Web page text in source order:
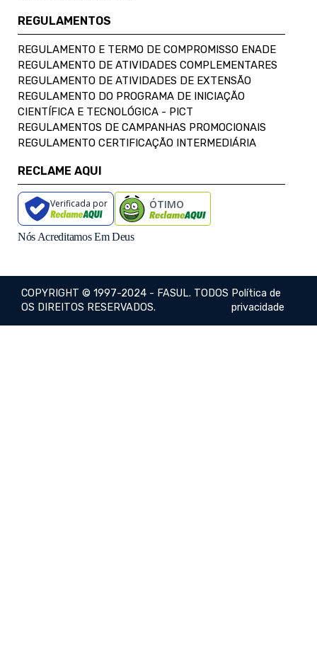
REGULAMENTOS
REGULAMENTO E TERMO DE COMPROMISSO ENADE
REGULAMENTO DE ATIVIDADES COMPLEMENTARES
REGULAMENTO DE ATIVIDADES DE EXTENSÃO
REGULAMENTO DO PROGRAMA DE INICIAÇÃO
CIENTÍFICA E TECNOLÓGICA - PICT
REGULAMENTOS DE CAMPANHAS PROMOCIONAIS
REGULAMENTO CERTIFICAÇÃO INTERMEDIÁRIA
RECLAME AQUI
Verificada por ÓTIMO
Nós Acreditamos Em Deus
COPYRIGHT © 1997-2024 - FASUL. TODOS
OS DIREITOS RESERVADOS.
Política de
privacidade